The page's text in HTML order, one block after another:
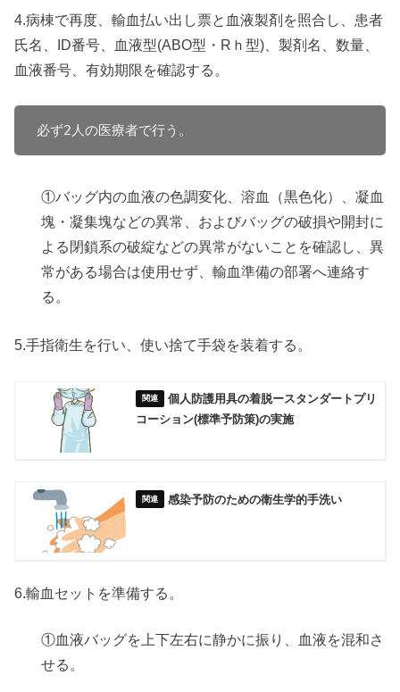
4.病棟で再度、輸血払い出し票と血液製剤を照合し、患者
氏名、ID番号、血液型(ABO型・Rｈ型)、製剤名、数量、
血液番号、有効期限を確認する。
必ず2人の医療者で行う。
①バッグ内の血液の色調変化、溶血（黒色化）、凝血
塊・凝集塊などの異常、およびバッグの破損や開封に
よる閉鎖系の破綻などの異常がないことを確認し、異
常がある場合は使用せず、輸血準備の部署へ連絡す
る。
5.手指衛生を行い、使い捨て手袋を装着する。
個人防護用具の着脱ースタンダートプリ
コーション(標準予防策)の実施
感染予防のための衛生学的手洗い
6.輸血セットを準備する。
①血液バッグを上下左右に静かに振り、血液を混和さ
せる。